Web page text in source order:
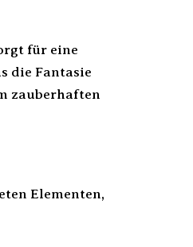
für eine
die Fantasie
zauberhaften
Elementen,